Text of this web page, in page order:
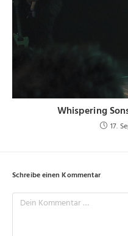
Whispering
17.
Schreibe einen Kommentar